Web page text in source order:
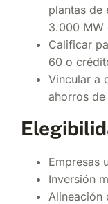
plantas de
3.000 MW
Calificar
60 o
Vincular a
ahorros
Empresas
Inversión
Alineación